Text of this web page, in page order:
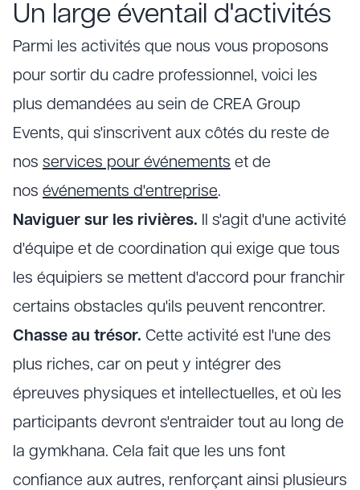
Un large éventail d'activités
Parmi les activités que nous vous proposons
pour sortir du cadre professionnel, voici les
plus demandées au sein de CREA Group
Events, qui s'inscrivent aux côtés du reste de
nos services pour événements et de
nos événements d'entreprise.
Naviguer sur les rivières. Il s'agit d'une activité
d'équipe et de coordination qui exige que tous
les équipiers se mettent d'accord pour franchir
certains obstacles qu'ils peuvent rencontrer.
Chasse au trésor. Cette activité est l'une des
plus riches, car on peut y intégrer des
épreuves physiques et intellectuelles, et où les
participants devront s'entraider tout au long de
la gymkhana. Cela fait que les uns font
confiance aux autres, renforçant ainsi plusieurs